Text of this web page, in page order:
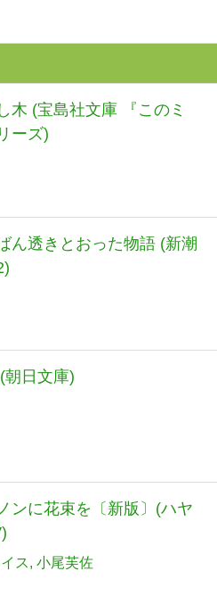
木 (宝島社文庫 『このミ
ーズ)
ん透きとおった物語 (新潮
朝日文庫)
ンに花束を〔新版〕(ハヤ
ス 小尾芙佐